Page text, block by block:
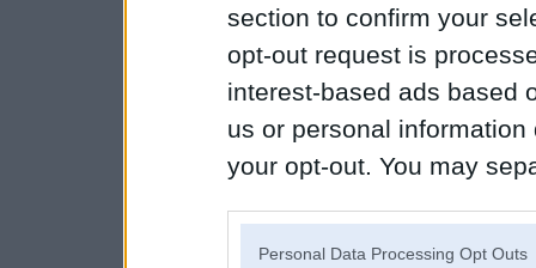
section to confirm your
opt-out request is
interest-based ads based
us or personal
your opt-out. You may
Personal Data Processing Opt Outs